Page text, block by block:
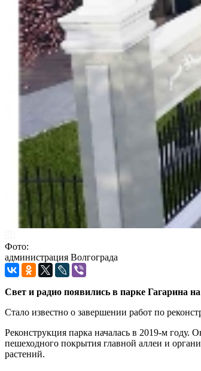
Фото:
администрация Волгограда
Свет и радио появились в парке Гагарина
Стало известно о завершении работ по
Реконструкция парка началась в 2019-м году.
пешеходного покрытия главной аллеи и
растений.